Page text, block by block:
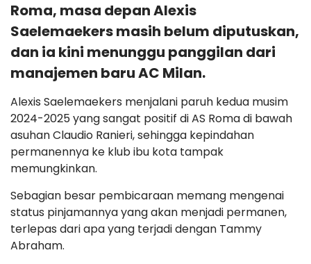
Roma, masa depan Alexis
Saelemaekers masih belum diputuskan,
dan ia kini menunggu panggilan dari
manajemen baru AC Milan.
Alexis Saelemaekers menjalani paruh kedua musim
2024-2025 yang sangat positif di AS Roma di bawah
asuhan Claudio Ranieri, sehingga kepindahan
permanennya ke klub ibu kota tampak
memungkinkan.
Sebagian besar pembicaraan memang mengenai
status pinjamannya yang akan menjadi permanen,
terlepas dari apa yang terjadi dengan Tammy
Abraham.